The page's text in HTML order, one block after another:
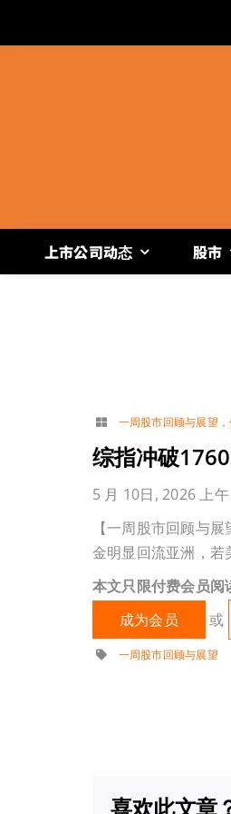
上市公司动态 股市
一周股市回顾与展望 ，
综指冲破
5 月 10日, 2026 上
【一周股市回顾与
金明显回流亚洲，若
本文只限付费会员阅
成为会员
或
一周股市回顾与展望
喜欢此文章